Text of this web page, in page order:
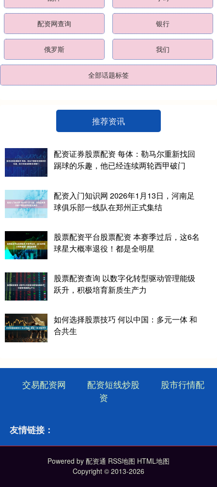
配资网查询 银行
俄罗斯 我们
全部话题标签
推荐资讯
配资证券股票配资 每体：勒马尔重新找回
踢球的乐趣，他已经连续两轮西甲破门
配资入门知识网 2026年1月13日，河南足
球俱乐部一线队在郑州正式集结
股票配资平台股票配资 本赛季过后，这6名
球星大概率退役！都是全明星
股票配资查询 以数字化转型驱动管理能级
跃升，积极培育新质生产力
如何选择股票技巧 何以中国：多元一体 和
合共生
交易配资网 配资短线炒股
股市行情配
资
友情链接：
Powered by 配资通 RSS地图 HTML地图
Copyright © 2013-2026